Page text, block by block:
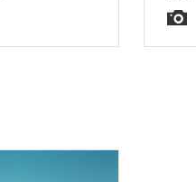
Tid
Typ